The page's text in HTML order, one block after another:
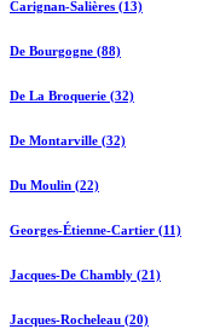
Carignan-Salières (13)
De Bourgogne (88)
De La Broquerie (32)
De Montarville (32)
Du Moulin (22)
Georges-Étienne-Cartier (11)
Jacques-De Chambly (21)
Jacques-Rocheleau (20)